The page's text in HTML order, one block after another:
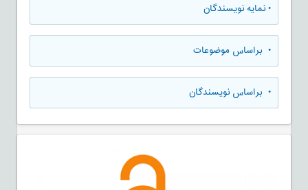
•نمایه نویسندگان
• براساس موضوعات
• براساس نویسندگان